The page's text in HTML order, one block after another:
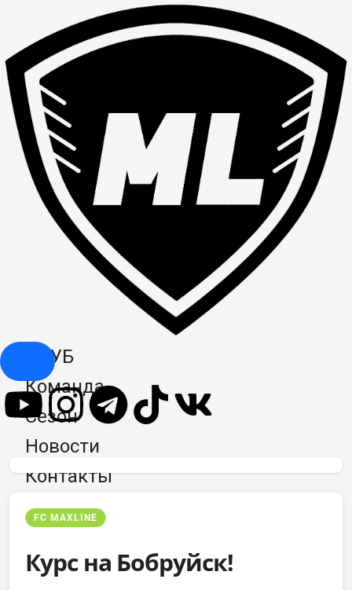
КЛУБ
Команда
Сезон
Новости
Контакты
Hamburger Toggle Menu
FC MAXLINE
Курс на Бобруйск!